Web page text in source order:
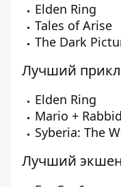
Elden Ring
Tales of Arise
The Dark
Лучший
Elden Ring
Mario +
Syberia: The
Лучший экшен